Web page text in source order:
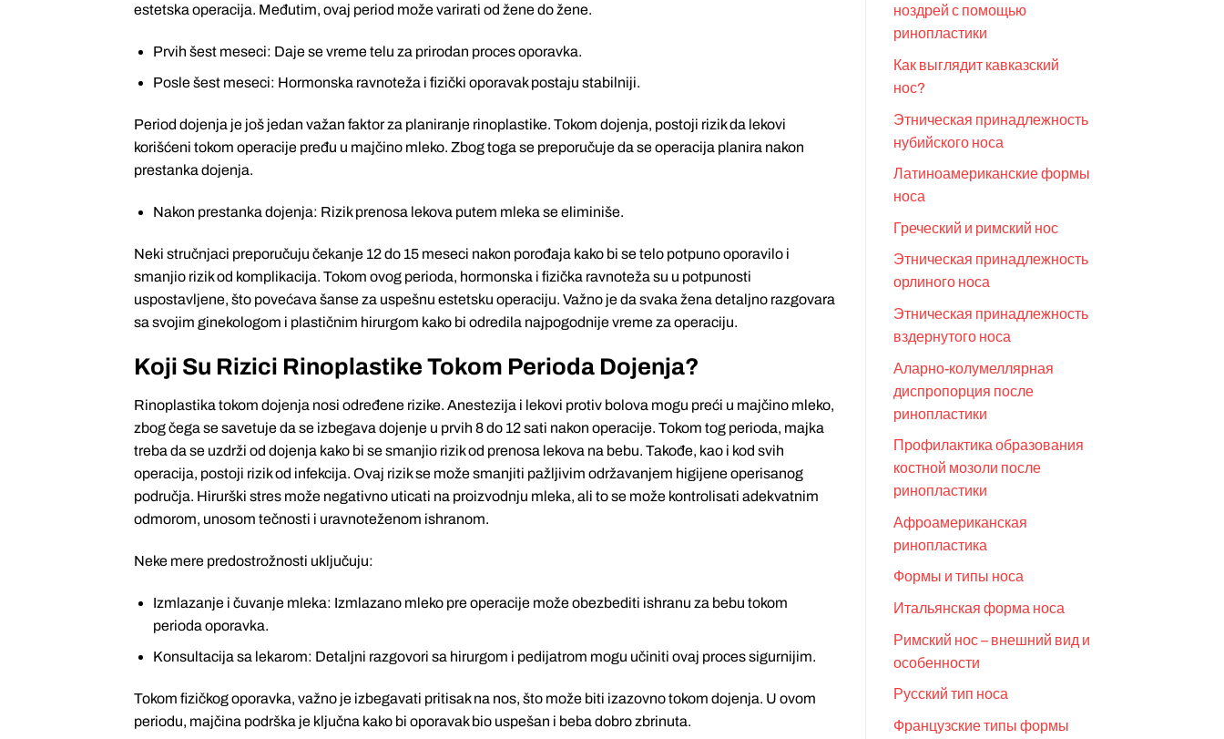
estetska operacija. Međutim, ovaj period može varirati od žene do žene.
Prvih šest meseci: Daje se vreme telu za prirodan proces oporavka.
Posle šest meseci: Hormonska ravnoteža i fizički oporavak postaju stabilniji.
Period dojenja je još jedan važan faktor za planiranje rinoplastike. Tokom dojenja, postoji rizik da lekovi
korišćeni tokom operacije pređu u majčino mleko. Zbog toga se preporučuje da se operacija planira nakon
prestanka dojenja.
Nakon prestanka dojenja: Rizik prenosa lekova putem mleka se eliminiše.
Neki stručnjaci preporučuju čekanje 12 do 15 meseci nakon porođaja kako bi se telo potpuno oporavilo i
smanjio rizik od komplikacija. Tokom ovog perioda, hormonska i fizička ravnoteža su u potpunosti
uspostavljene, što povećava šanse za uspešnu estetsku operaciju. Važno je da svaka žena detaljno razgovara
sa svojim ginekologom i plastičnim hirurgom kako bi odredila najpogodnije vreme za operaciju.
Koji Su Rizici Rinoplastike Tokom Perioda Dojenja?
Rinoplastika tokom dojenja nosi određene rizike. Anestezija i lekovi protiv bolova mogu preći u majčino mleko,
zbog čega se savetuje da se izbegava dojenje u prvih 8 do 12 sati nakon operacije. Tokom tog perioda, majka
treba da se uzdrži od dojenja kako bi se smanjio rizik od prenosa lekova na bebu. Takođe, kao i kod svih
operacija, postoji rizik od infekcija. Ovaj rizik se može smanjiti pažljivim održavanjem higijene operisanog
područja. Hirurški stres može negativno uticati na proizvodnju mleka, ali to se može kontrolisati adekvatnim
odmorom, unosom tečnosti i uravnoteženom ishranom.
Neke mere predostrožnosti uključuju:
Izmlazanje i čuvanje mleka: Izmlazano mleko pre operacije može obezbediti ishranu za bebu tokom
perioda oporavka.
Konsultacija sa lekarom: Detaljni razgovori sa hirurgom i pedijatrom mogu učiniti ovaj proces sigurnijim.
Tokom fizičkog oporavka, važno je izbegavati pritisak na nos, što može biti izazovno tokom dojenja. U ovom
periodu, majčina podrška je ključna kako bi oporavak bio uspešan i beba dobro zbrinuta.
ноздрей с помощью
ринопластики
Как выглядит кавказский
нос?
Этническая принадлежность
нубийского носа
Латиноамериканские формы
носа
Греческий и римский нос
Этническая принадлежность
орлиного носа
Этническая принадлежность
вздернутого носа
Аларно-колумеллярная
диспропорция после
ринопластики
Профилактика образования
костной мозоли после
ринопластики
Афроамериканская
ринопластика
Формы и типы носа
Итальянская форма носа
Римский нос – внешний вид и
особенности
Русский тип носа
Французские типы формы